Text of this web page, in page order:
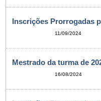
Inscrições Prorrogadas
11/09/2024
Mestrado da turma de
16/08/2024